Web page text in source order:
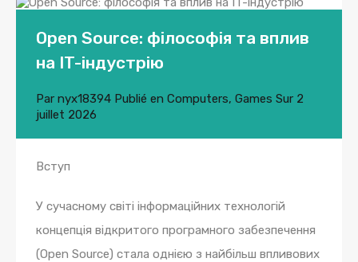
Open Source: філософія та вплив
на IT-індустрію
Par nyx18394 Publié en Computers, Games Sur 2
juillet 2026
Вступ
У сучасному світі інформаційних технологій
концепція відкритого програмного забезпечення
(Open Source) стала однією з найбільш впливових